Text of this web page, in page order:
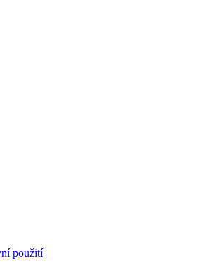
použití